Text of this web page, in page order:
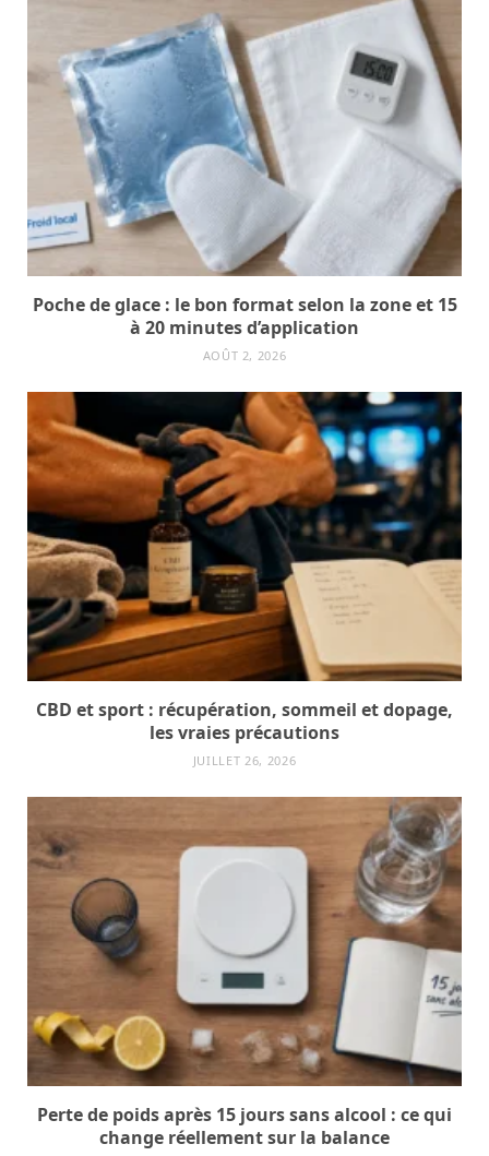
Poche de glace : le bon format selon la zone et 15
à 20 minutes d’application
AOÛT 2, 2026
CBD et sport : récupération, sommeil et dopage,
les vraies précautions
JUILLET 26, 2026
Perte de poids après 15 jours sans alcool : ce qui
change réellement sur la balance